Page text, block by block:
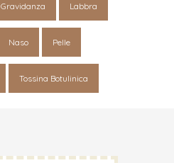
Gravidanza Labbra
Naso Pelle
Tossina Botulinica